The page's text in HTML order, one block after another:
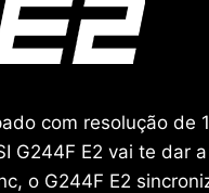
com resolução de
G244F E2 vai te dar
o G244F E2